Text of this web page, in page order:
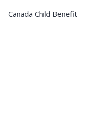
Canada Child Benefit